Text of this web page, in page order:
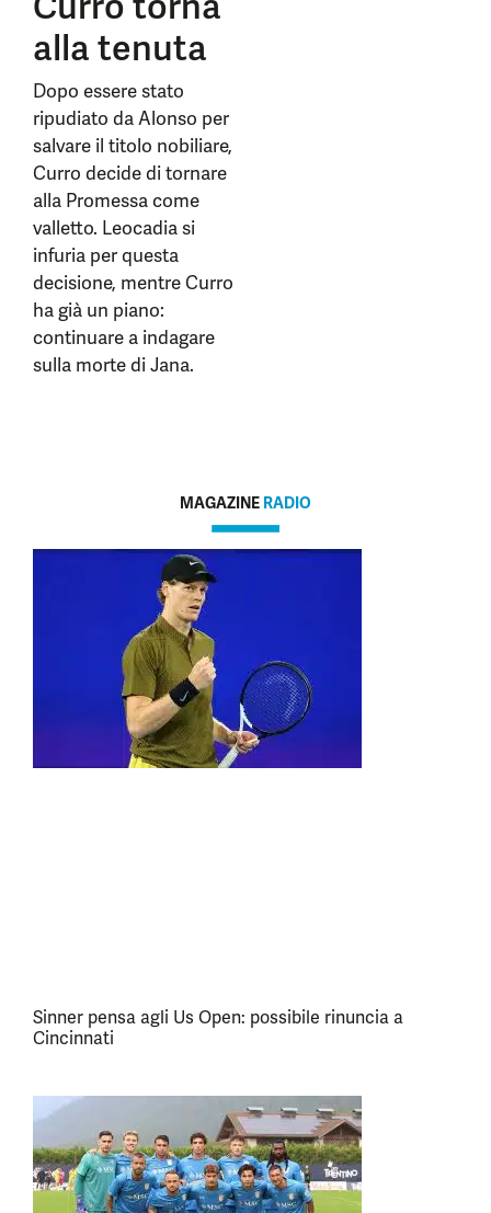
alla tenuta
Dopo essere stato
ripudiato da Alonso per
salvare il titolo nobiliare,
Curro decide di tornare
alla Promessa come
valletto. Leocadia si
infuria per questa
decisione, mentre Curro
ha già un piano:
continuare a indagare
sulla morte di Jana.
MAGAZINE RADIO
Sinner pensa agli Us Open: possibile rinuncia a
Cincinnati